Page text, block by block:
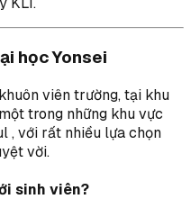
học Yonsei
viên trường, tại khu
trong những khu vực
, với rất nhiều lựa chọn
vời.
sinh viên?